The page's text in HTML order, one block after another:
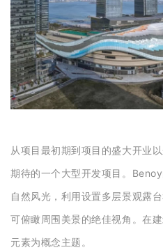
从项目最初期到项目的盛大开业
期待的一个大型开发项目。
自然风光，利用设置多层景观露
可俯瞰周围美景的绝佳视角。在
元素为概念主题。